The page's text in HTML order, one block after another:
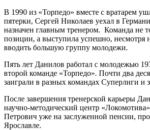
В 1990 из «Торпедо» вместе с вратарем
пятерки, Сергей Николаев уехал в
назначен главным тренером. Команда не
позиции, а выступила успешно, несмотря
вводить большую группу молодежи.
Пять лет Данилов работал с молодежью
второй команде «Торпедо». Почти два
заиграли в разных командах Суперлиги и
После завершения тренерской карьеры
научно-методический центр
Петрович уже на заслуженной пенсии,
Ярославле.